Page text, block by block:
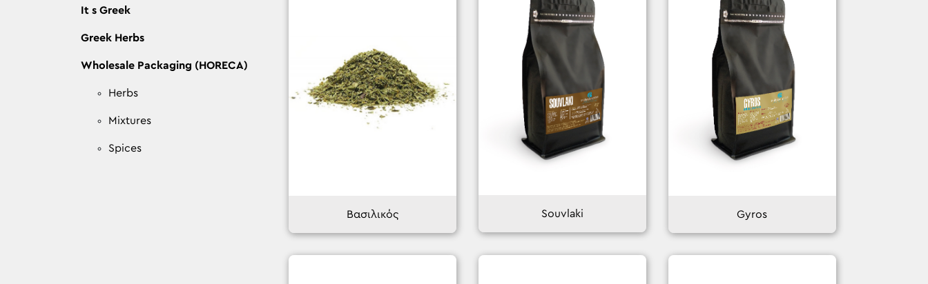
It s Greek
Greek Herbs
Wholesale Packaging (HORECA)
Herbs
Mixtures
Spices
Βασιλικός Souvlaki Gyros